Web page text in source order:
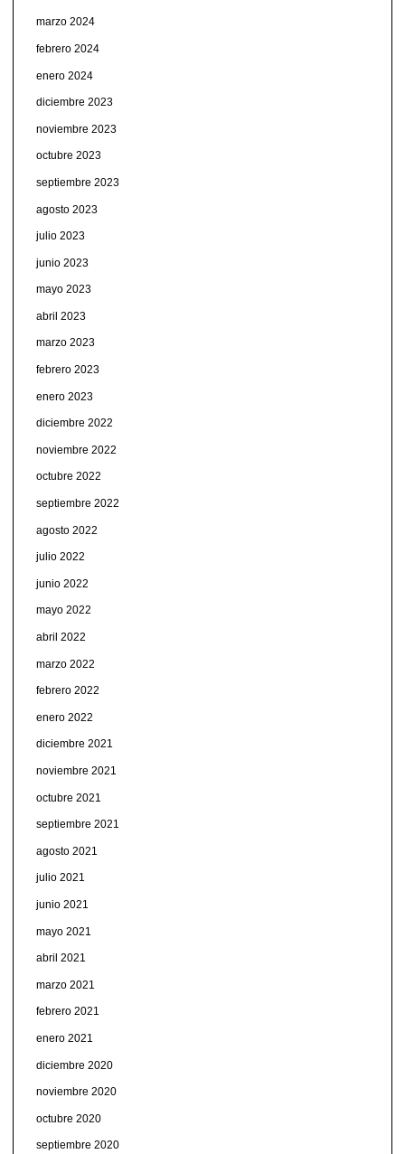
marzo 2024
febrero 2024
enero 2024
diciembre 2023
noviembre 2023
octubre 2023
septiembre 2023
agosto 2023
julio 2023
junio 2023
mayo 2023
abril 2023
marzo 2023
febrero 2023
enero 2023
diciembre 2022
noviembre 2022
octubre 2022
septiembre 2022
agosto 2022
julio 2022
junio 2022
mayo 2022
abril 2022
marzo 2022
febrero 2022
enero 2022
diciembre 2021
noviembre 2021
octubre 2021
septiembre 2021
agosto 2021
julio 2021
junio 2021
mayo 2021
abril 2021
marzo 2021
febrero 2021
enero 2021
diciembre 2020
noviembre 2020
octubre 2020
septiembre 2020